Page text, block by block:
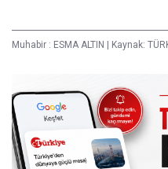
Muhabir : ESMA ALTIN | Kaynak: